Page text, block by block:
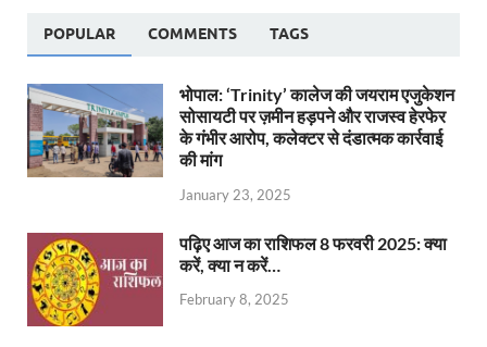
POPULAR COMMENTS TAGS
भोपाल: ‘Trinity’ कालेज की जयराम एजुकेशन
सोसायटी पर ज़मीन हड़पने और राजस्व हेरफेर
के गंभीर आरोप, कलेक्टर से दंडात्मक कार्रवाई
की मांग
January 23, 2025
पढ़िए आज का राशिफल 8 फरवरी 2025: क्या
करें, क्या न करें…
February 8, 2025